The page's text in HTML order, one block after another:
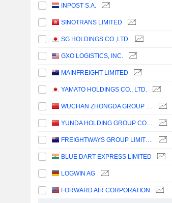
INPOST S.A.
SINOTRANS LIMITED
SG HOLDINGS CO.,LTD.
GXO LOGISTICS, INC.
MAINFREIGHT LIMITED
YAMATO HOLDINGS CO., LTD.
WUCHAN ZHONGDA GROUP CO.,LTD.
YUNDA HOLDING GROUP CO., LTD.
FREIGHTWAYS GROUP LIMITED
BLUE DART EXPRESS LIMITED
LOGWIN AG
FORWARD AIR CORPORATION